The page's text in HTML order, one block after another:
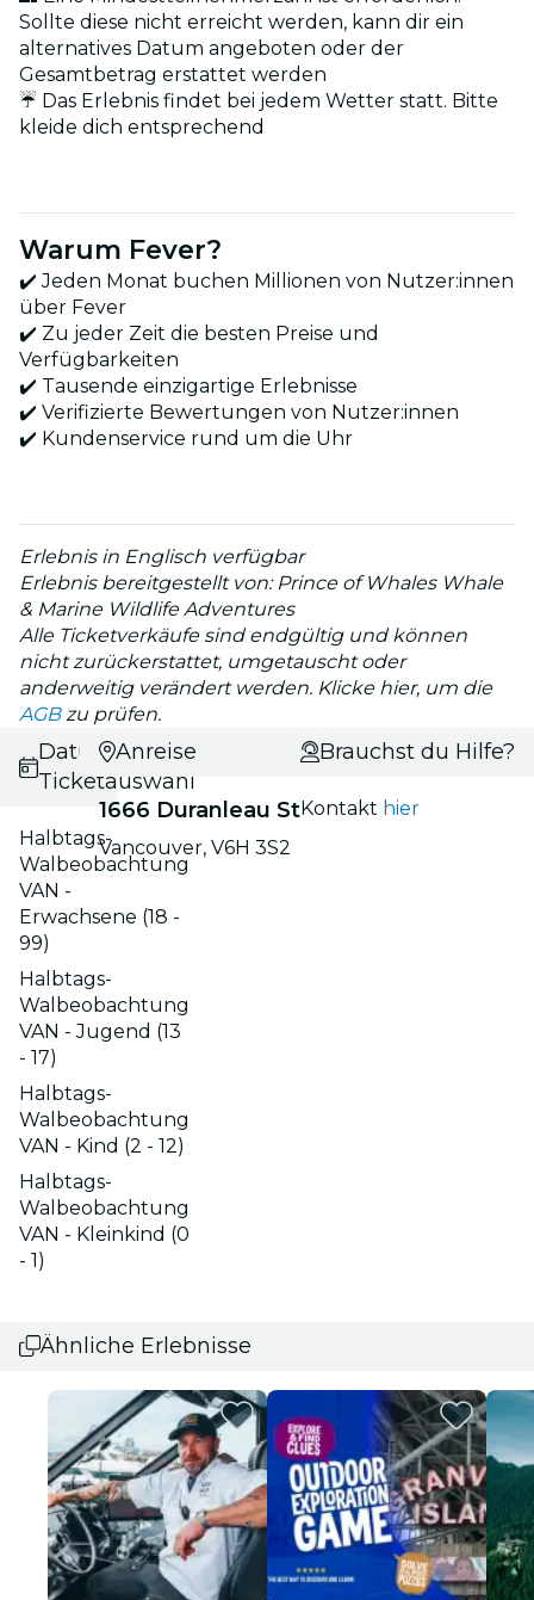
Sollte diese nicht erreicht werden, kann dir ein
alternatives Datum angeboten oder der
Gesamtbetrag erstattet werden
☔ Das Erlebnis findet bei jedem Wetter statt. Bitte
kleide dich entsprechend
Warum Fever?
✔️ Jeden Monat buchen Millionen von Nutzer:innen
über Fever
✔️ Zu jeder Zeit die besten Preise und
Verfügbarkeiten
✔️ Tausende einzigartige Erlebnisse
✔️ Verifizierte Bewertungen von Nutzer:innen
✔️ Kundenservice rund um die Uhr
Erlebnis in Englisch verfügbar
Erlebnis bereitgestellt von: Prince of Whales Whale
& Marine Wildlife Adventures
Alle Ticketverkäufe sind endgültig und können
nicht zurückerstattet, umgetauscht oder
anderweitig verändert werden. Klicke hier, um die
AGBzu prüfen.
Datums- und
Ticketauswahl
Halbtags-
Walbeobachtung
VAN -
Erwachsene (18 -
99)
Halbtags-
Walbeobachtung
VAN - Jugend (13
- 17)
Halbtags-
Walbeobachtung
VAN - Kind (2 - 12)
Halbtags-
Walbeobachtung
VAN - Kleinkind (0
- 1)
Anreise
1666 Duranleau St
Vancouver, V6H 3S2
Brauchst du Hilfe?
Kontakt hier
Ähnliche Erlebnisse